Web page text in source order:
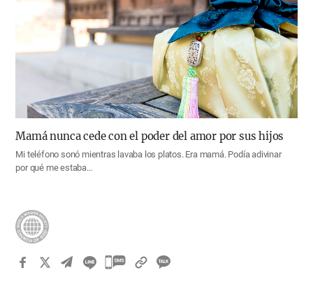
Mamá nunca cede con el poder del amor por sus hijos
Mi teléfono sonó mientras lavaba los platos. Era mamá. Podía adivinar
por qué me estaba…
카